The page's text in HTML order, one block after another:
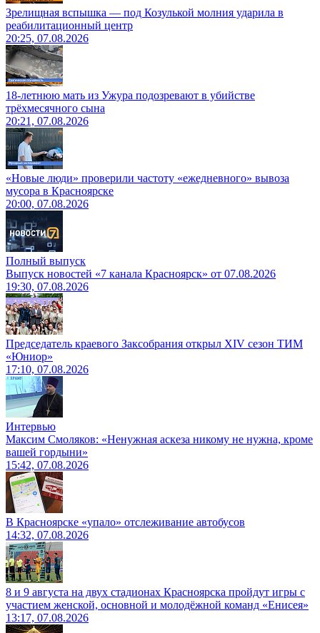
Зрелищная вспышка — под Козулькой молния ударила в
реабилитационный центр
20:25, 07.08.2026
18-летнюю мать из Ужура подозревают в убийстве
трёхмесячного сына
20:21, 07.08.2026
«Новые люди» проверили частоту «ежедневного» вывоза
мусора в Красноярске
20:00, 07.08.2026
Полный выпуск
Выпуск новостей «7 канала Красноярск» от 07.08.2026
19:30, 07.08.2026
Председатель краевого Заксобрания открыл XIV сезон ТИМ
«Юниор»
17:10, 07.08.2026
Интервью
Максим Смоляков: «Ненужная аскеза никому не нужна, кроме
вашей гордыни»
15:42, 07.08.2026
В Красноярске «упало» отслеживание автобусов
14:32, 07.08.2026
8 и 9 августа на двух стадионах Красноярска пройдут игры с
участием женской, основной и молодёжной команд «Енисея»
13:17, 07.08.2026